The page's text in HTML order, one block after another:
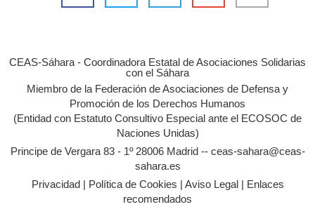
CEAS-Sáhara - Coordinadora Estatal de Asociaciones Solidarias
con el Sáhara
Miembro de la Federación de Asociaciones de Defensa y
Promoción de los Derechos Humanos
(Entidad con Estatuto Consultivo Especial ante el ECOSOC de
Naciones Unidas)
Principe de Vergara 83 - 1º 28006 Madrid -- ceas-sahara@ceas-
sahara.es
Privacidad| Política de Cookies | Aviso Legal| Enlaces
recomendados